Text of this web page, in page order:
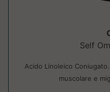
Self
Acido Linoleico
muscolare e